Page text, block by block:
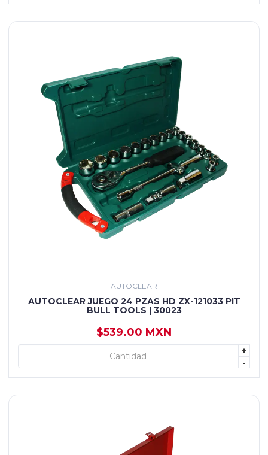
AUTOCLEAR
AUTOCLEAR JUEGO 24 PZAS HD ZX-121033 PIT
BULL TOOLS | 30023
$539.00 MXN
+
-
+ AGREGAR